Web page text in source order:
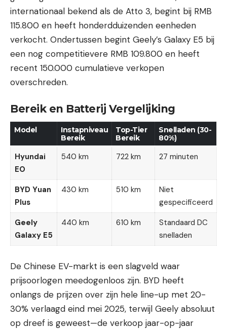
internationaal bekend als de Atto 3, begint bij RMB
115.800 en heeft honderdduizenden eenheden
verkocht. Ondertussen begint Geely’s Galaxy E5 bij
een nog competitievere RMB 109.800 en heeft
recent 150.000 cumulatieve verkopen
overschreden.
Bereik en Batterij Vergelijking
Model
Instapniveau
Bereik
Top-Tier
Bereik
Snelladen (30-
80%)
Hyundai
EO
540 km 722 km 27 minuten
BYD Yuan
Plus
430 km 510 km
Niet
gespecificeerd
Geely
Galaxy E5
440 km 610 km
Standaard DC
snelladen
De Chinese EV-markt is een slagveld waar
prijsoorlogen meedogenloos zijn. BYD heeft
onlangs de prijzen over zijn hele line-up met 20-
30% verlaagd eind mei 2025, terwijl Geely absoluut
op dreef is geweest—de verkoop jaar-op-jaar